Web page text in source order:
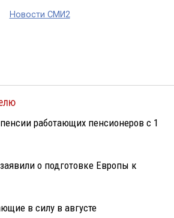
Новости СМИ2
работающих пенсионеров с 1
о подготовке Европы к
в силу в августе